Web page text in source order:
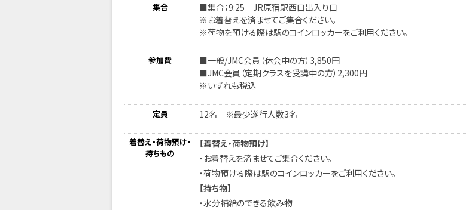
集合
■集合；9:25 JR原宿駅西口出入り口
※お着替えを済ませてご集合ください。
※荷物を預ける際は駅のコインロッカーをご利用ください。
参加費
■一般/JMC会員（休会中の方）3,850円
■JMC会員（定期クラスを受講中の方）2,300円
※いずれも税込
定員 12名 ※最少遂行人数3名
着替え・荷物預け・
持ちもの
【着替え・荷物預け】
・お着替えを済ませてご集合ください。
・荷物預ける際は駅のコインロッカーをご利用ください。
【持ち物】
・水分補給のできる飲み物